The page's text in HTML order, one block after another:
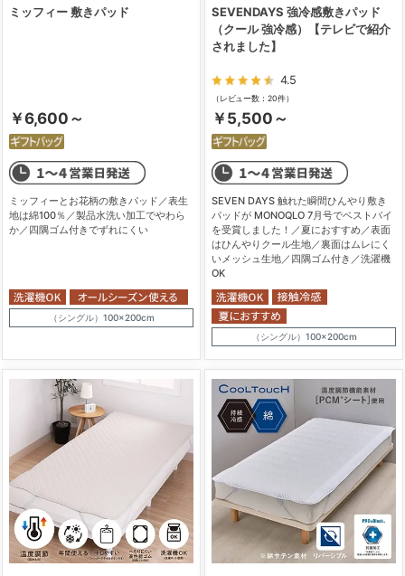
ミッフィー 敷きパッド
￥6,600～
ミッフィーとお花柄の敷きパッド／表生
地は綿100％／製品水洗い加工でやわら
か／四隅ゴム付きでずれにくい
（シングル）100×200cm
SEVENDAYS 強冷感敷きパッド
（クール 強冷感）【テレビで紹介
されました】
4.5
（レビュー数：20件）
￥5,500～
SEVEN DAYS 触れた瞬間ひんやり敷き
パッドが MONOQLO 7月号でベストバイ
を受賞しました！／夏におすすめ／表面
はひんやりクール生地／裏面はムレにく
いメッシュ生地／四隅ゴム付き／洗濯機
OK
（シングル）100×200cm